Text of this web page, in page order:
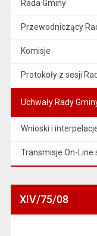
Rada Gminy
Przewodniczący
Komisje
Protokoły z sesji
Uchwały Rady
Wnioski i
Transmisje On-Line
XIV/75/08